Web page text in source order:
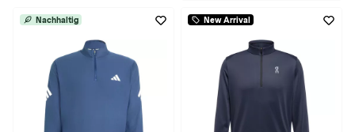
Nachhaltig New Arrival